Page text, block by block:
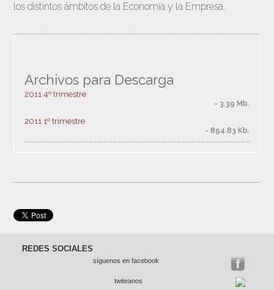
los distintos ámbitos de la Economía y la Empresa.
Archivos para Descarga
2011 4º trimestre
- 3.39 Mb.
2011 1º trimestre
- 894.83 Kb.
REDES SOCIALES
síguenos en facebook
twiteanos